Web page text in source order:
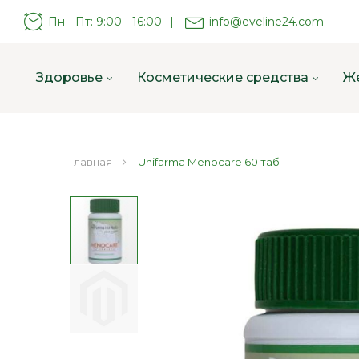
Пн - Пт: 9:00 - 16:00 | info@eveline24.com
Здоровье Косметические средства
Главная Unifarma Menocare 60 таб
перейти
галереям